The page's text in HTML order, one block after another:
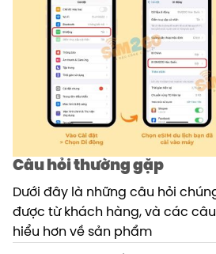
Câu hỏi thường gặp
Dưới đây là những câu hỏi
được từ khách hàng, và các
hiểu hơn về sản phẩm